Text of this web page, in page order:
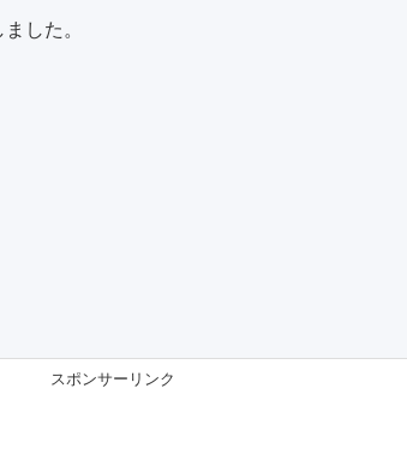
した。
スポンサーリンク